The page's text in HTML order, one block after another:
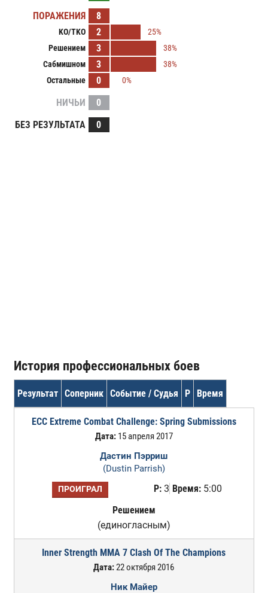
ПОРАЖЕНИЯ 8
KO/TKO 2
25%
Решением
3
38%
Сабмишном
3
38%
Остальные
0 0%
НИЧЬИ
0
БЕЗ РЕЗУЛЬТАТА
0
История профессиональных боев
Результат Соперник Событие / Судья Р Время
ECC Extreme Combat Challenge: Spring Submissions
Дата:15 апреля 2017
Дастин Пэрриш
(Dustin Parrish)
ПРОИГРАЛ Р:3 Время:5:00
Решением
(единогласным)
Inner Strength MMA 7 Clash Of The Champions
Дата:22 октября 2016
Ник Майер